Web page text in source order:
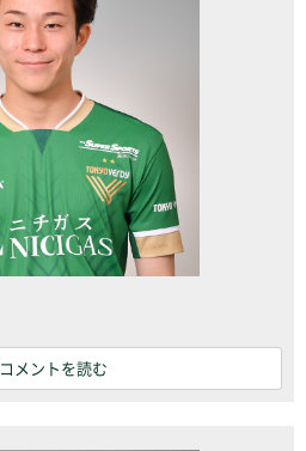
コメントを読む